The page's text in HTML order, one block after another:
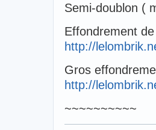
Semi-doublon (
Effondrement
http://
Gros
http://
~~~~~~~~~~